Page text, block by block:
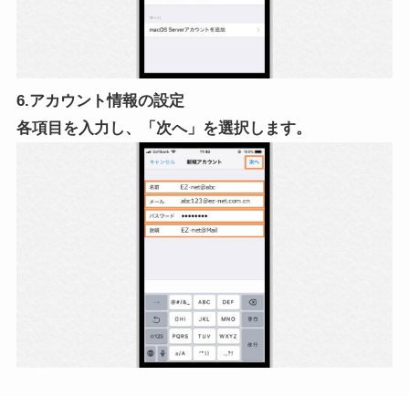
6.アカウント情報の設定
各項目を入力し、「次へ」を選択します。